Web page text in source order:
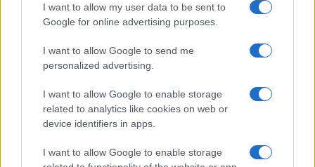
I want to allow my user data to be sent to
Google for online advertising purposes.
I want to allow Google to send me
personalized advertising.
I want to allow Google to enable storage
related to analytics like cookies on web or
device identifiers in apps.
I want to allow Google to enable storage
Paolo Pinna
Martina Agostina Diturco